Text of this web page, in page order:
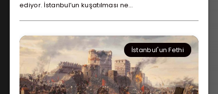
ediyor. İstanbul’un kuşatılması ne…
İstanbul'un Fethi